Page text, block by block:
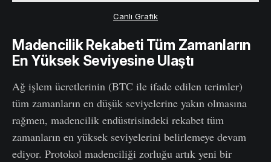
Canlı Grafik
Madencilik Rekabeti Tüm Zamanların
En Yüksek Seviyesine Ulaştı
Ağ işlem ücretlerinin (BTC ile ifade edilen terimler)
tüm zamanların en düşük seviyelerine yakın olmasına
rağmen, madencilik endüstrisindeki rekabet tüm
zamanların en yüksek seviyelerini belirlemeye devam
ediyor. Protokol madenciliği zorluğu artık yeni bir